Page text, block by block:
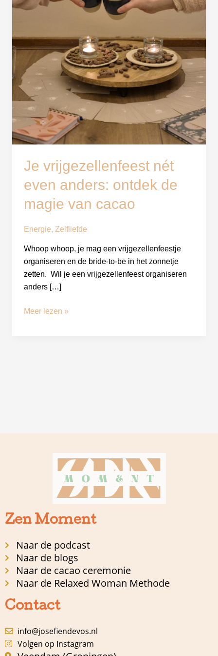
Je vrijgezellenfeest nét
even anders: ontdek de
magie van cacao
Energie, Zelfliefde
Whoop whoop, je mag een vrijgezellenfeestje
organiseren en de bride-to-be in het zonnetje
zetten. Wil je een vrijgezellenfeest organiseren
anders […]
anders:
cacao
Meer lezen »
Zen Moment
Naar de podcast
Naar de blogs
Naar de cacao ceremonie
Naar de Relaxed Woman Methode
Contact
info@josefiendevos.nl
Volgen op Instagram